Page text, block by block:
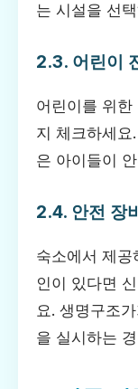
는 시설을 선
2.3. 어린이
어린이를 위
지 체크하세
은 아이들이
2.4. 안전 장
숙소에서 제
인이 있다면
요. 생명구조
을 실시하는